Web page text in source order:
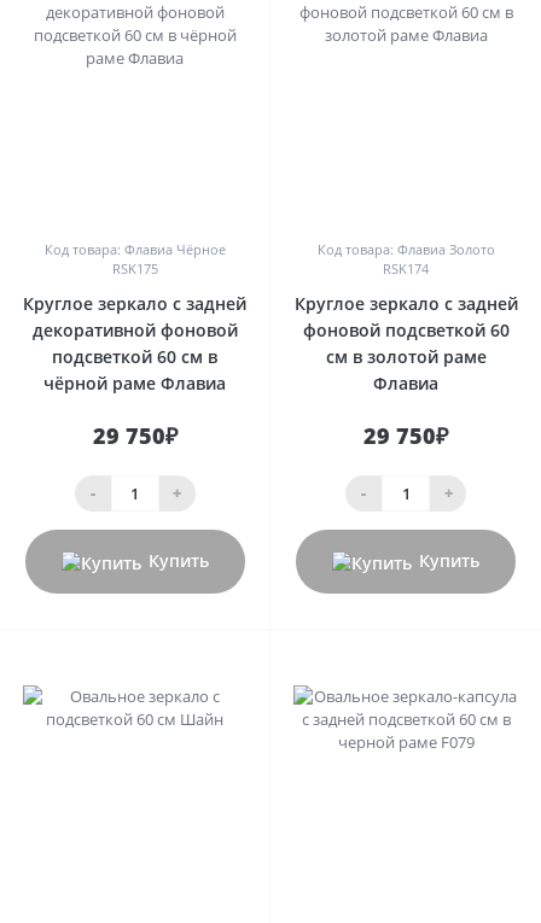
Код товара: Флавиа Чёрное
RSK175
Круглое зеркало с задней
декоративной фоновой
подсветкой 60 см в
чёрной раме Флавиа
29 750₽
- +
Купить
Код товара: Флавиа Золото
RSK174
Круглое зеркало с задней
фоновой подсветкой 60
см в золотой раме
Флавиа
29 750₽
- +
Купить